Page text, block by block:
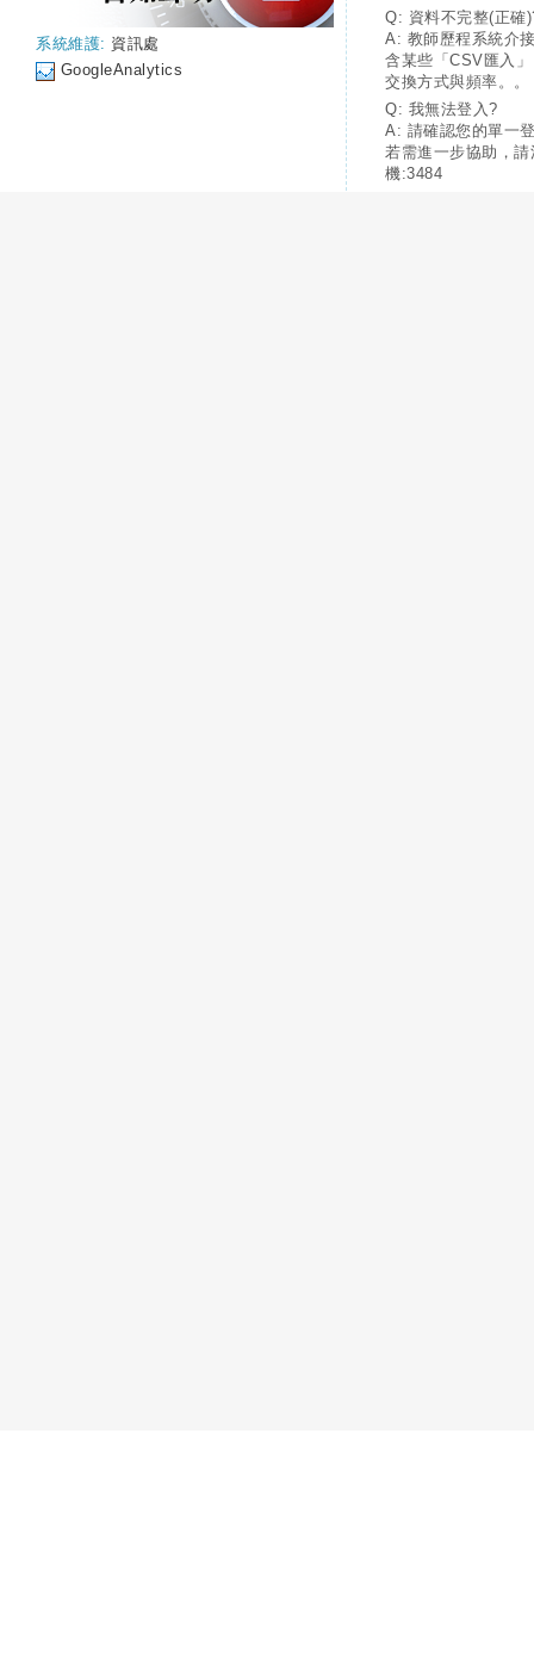
系統維護: 資訊處
GoogleAnalytics
Q: 資料不完整(正確
A: 教師歷程系統介
含某些「CSV匯入
交換方式與頻率。。
Q: 我無法登入?
A: 請確認您的單一
若需進一步協助，
機:3484